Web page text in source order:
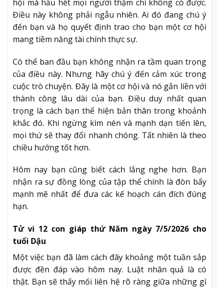
hội mà hầu hết mọi người thậm chí không có được.
Điều này không phải ngẫu nhiên. Ai đó đang chú ý
đến bạn và họ quyết định trao cho bạn một cơ hội
mang tiềm năng tài chính thực sự.
Có thể ban đầu bạn không nhận ra tầm quan trọng
của điều này. Nhưng hãy chú ý đến cảm xúc trong
cuộc trò chuyện. Đây là một cơ hội và nó gắn liền với
thành công lâu dài của bạn. Điều duy nhất quan
trọng là cách bạn thể hiện bản thân trong khoảnh
khắc đó. Khi ngừng kìm nén và mạnh dạn tiến lên,
mọi thứ sẽ thay đổi nhanh chóng. Tất nhiên là theo
chiều hướng tốt hơn.
Hôm nay bạn cũng biết cách lắng nghe hơn. Bạn
nhận ra sự đồng lòng của tập thể chính là đòn bẩy
mạnh mẽ nhất để đưa các kế hoạch cán đích đúng
hạn.
Tử vi 12 con giáp thứ Năm ngày 7/5/2026 cho
tuổi Dậu
Một việc bạn đã làm cách đây khoảng một tuần sắp
được đền đáp vào hôm nay. Luật nhân quả là có
thật. Bạn sẽ thấy mối liên hệ rõ ràng giữa những gì